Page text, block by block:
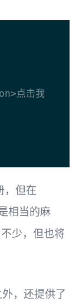
，但在
相当的麻
少，但也将
，还提供了